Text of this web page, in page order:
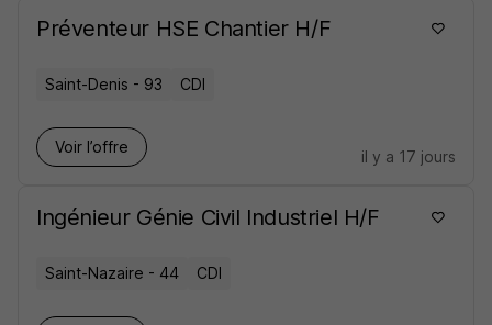
Préventeur HSE Chantier H/F
Saint-Denis - 93 CDI
Voir l’offre
il y a 17 jours
Ingénieur Génie Civil Industriel H/F
Saint-Nazaire - 44 CDI